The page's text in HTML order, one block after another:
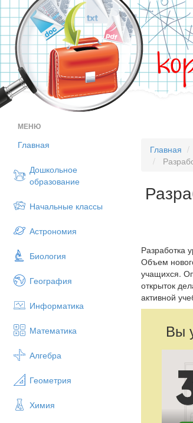
МЕНЮ
Главная
Дошкольное
образование
Начальные классы
Астрономия
Биология
География
Информатика
Математика
Алгебра
Геометрия
Химия
Главная
Разработка
Объем
учащихся.
открыток
активной
Вы